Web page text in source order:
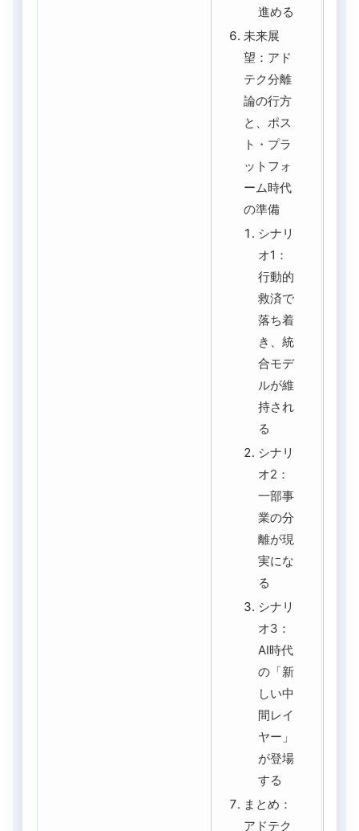
進める
未来展
望：アド
テク分離
論の行方
と、ポス
ト・プラ
ットフォ
ーム時代
の準備
シナリ
オ1：
行動的
救済で
落ち着
き、統
合モデ
ルが維
持され
る
シナリ
オ2：
一部事
業の分
離が現
実にな
る
シナリ
オ3：
AI時代
の「新
しい中
間レイ
ヤー」
が登場
する
まとめ：
アドテク